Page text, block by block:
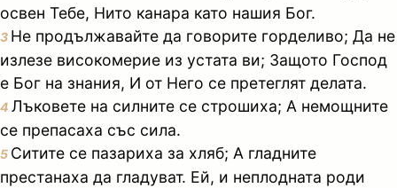
освен Тебе, Нито канара като нашия Бог.
3 Не продължавайте да говорите горделиво; Да не
излезе високомерие из устата ви; Защото Господ
е Бог на знания, И от Него се претеглят делата.
4 Лъковете на силните се строшиха; А немощните
се препасаха със сила.
5 Ситите се пазариха за хляб; А гладните
престанаха да гладуват. Ей, и неплодната роди